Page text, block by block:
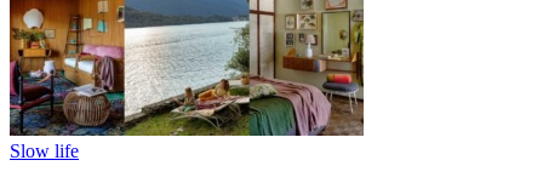
Slow life